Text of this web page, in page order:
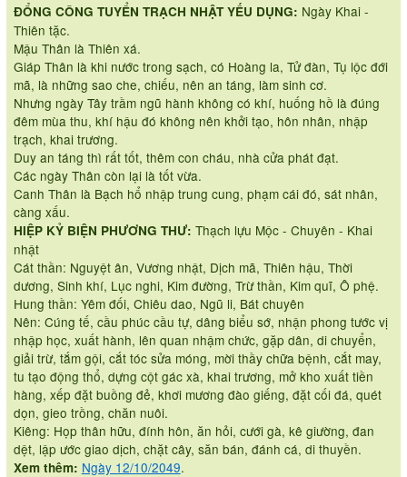
ĐỔNG CÔNG TUYỂN TRẠCH NHẬT YẾU DỤNG: Ngày Khai -
Thiên tặc.
Mậu Thân là Thiên xá.
Giáp Thân là khi nước trong sạch, có Hoàng la, Tử đàn, Tụ lộc đới
mã, là những sao che, chiếu, nên an táng, làm sinh cơ.
Nhưng ngày Tây trầm ngũ hành không có khí, huống hồ là đúng
đêm mùa thu, khí hậu đó không nên khởi tạo, hôn nhân, nhập
trạch, khai trương.
Duy an táng thì rất tốt, thêm con cháu, nhà cửa phát đạt.
Các ngày Thân còn lại là tốt vừa.
Canh Thân là Bạch hổ nhập trung cung, phạm cái đó, sát nhân,
càng xấu.
HIỆP KỶ BIỆN PHƯƠNG THƯ: Thạch lựu Mộc - Chuyên - Khai
nhật
Cát thần: Nguyệt ân, Vương nhật, Dịch mã, Thiên hậu, Thời
dương, Sinh khí, Lục nghi, Kim đường, Trừ thần, Kim quĩ, Ô phệ.
Hung thần: Yêm đối, Chiêu dao, Ngũ li, Bát chuyên
Nên: Cúng tế, cầu phúc cầu tự, dâng biểu sớ, nhận phong tước vị
nhập học, xuất hành, lên quan nhậm chức, gặp dân, di chuyển,
giải trừ, tắm gội, cắt tóc sửa móng, mời thầy chữa bệnh, cắt may,
tu tạo động thổ, dựng cột gác xà, khai trương, mở kho xuất tiền
hàng, xếp đặt buồng đẻ, khơi mương đào giếng, đặt cối đá, quét
dọn, gieo trồng, chăn nuôi.
Kiêng: Họp thân hữu, đính hôn, ăn hỏi, cưới gà, kê giường, đan
dệt, lập ước giao dịch, chặt cây, săn bán, đánh cá, di thuyền.
Xem thêm: Ngày 12/10/2049.